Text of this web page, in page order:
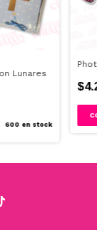
Lunares
600 en stock